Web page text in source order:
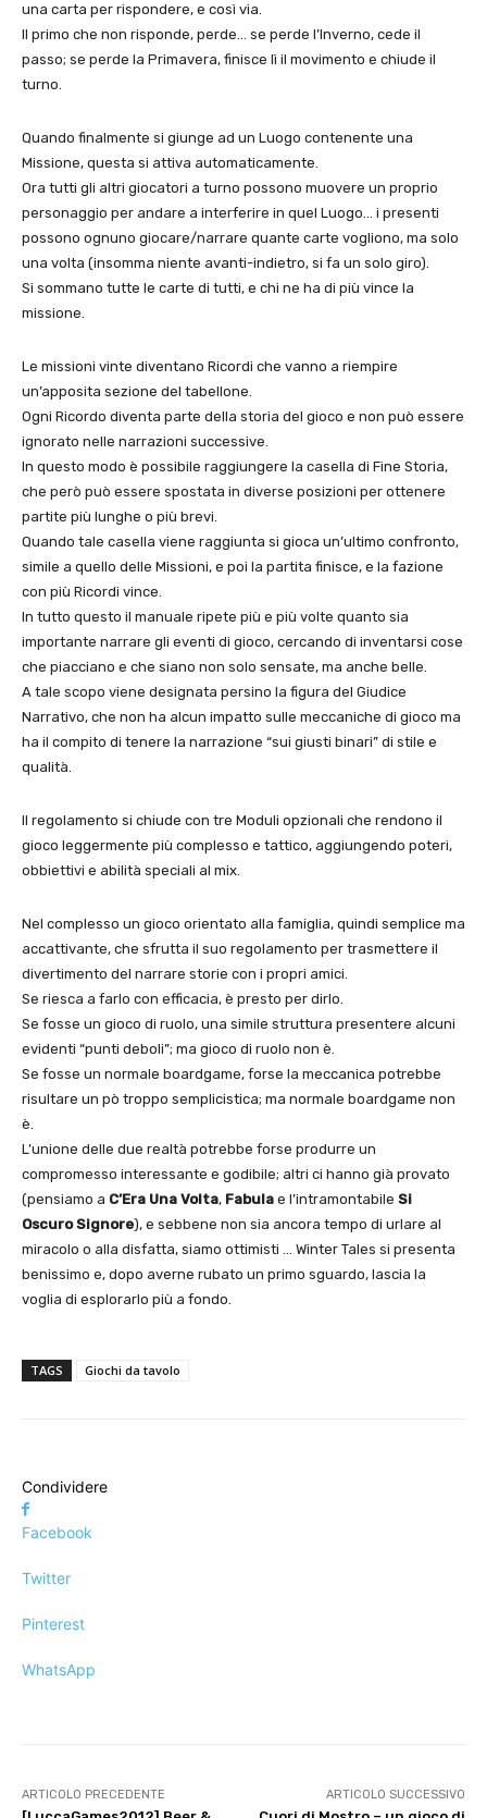
una carta per rispondere, e così via.
Il primo che non risponde, perde… se perde l’Inverno, cede il
passo; se perde la Primavera, finisce lì il movimento e chiude il
turno.
Quando finalmente si giunge ad un Luogo contenente una
Missione, questa si attiva automaticamente.
Ora tutti gli altri giocatori a turno possono muovere un proprio
personaggio per andare a interferire in quel Luogo… i presenti
possono ognuno giocare/narrare quante carte vogliono, ma solo
una volta (insomma niente avanti-indietro, si fa un solo giro).
Si sommano tutte le carte di tutti, e chi ne ha di più vince la
missione.
Le missioni vinte diventano Ricordi che vanno a riempire
un’apposita sezione del tabellone.
Ogni Ricordo diventa parte della storia del gioco e non può essere
ignorato nelle narrazioni successive.
In questo modo è possibile raggiungere la casella di Fine Storia,
che però può essere spostata in diverse posizioni per ottenere
partite più lunghe o più brevi.
Quando tale casella viene raggiunta si gioca un’ultimo confronto,
simile a quello delle Missioni, e poi la partita finisce, e la fazione
con più Ricordi vince.
In tutto questo il manuale ripete più e più volte quanto sia
importante narrare gli eventi di gioco, cercando di inventarsi cose
che piacciano e che siano non solo sensate, ma anche belle.
A tale scopo viene designata persino la figura del Giudice
Narrativo, che non ha alcun impatto sulle meccaniche di gioco ma
ha il compito di tenere la narrazione “sui giusti binari” di stile e
qualità.
Il regolamento si chiude con tre Moduli opzionali che rendono il
gioco leggermente più complesso e tattico, aggiungendo poteri,
obbiettivi e abilità speciali al mix.
Nel complesso un gioco orientato alla famiglia, quindi semplice ma
accattivante, che sfrutta il suo regolamento per trasmettere il
divertimento del narrare storie con i propri amici.
Se riesca a farlo con efficacia, è presto per dirlo.
Se fosse un gioco di ruolo, una simile struttura presentere alcuni
evidenti “punti deboli”; ma gioco di ruolo non è.
Se fosse un normale boardgame, forse la meccanica potrebbe
risultare un pò troppo semplicistica; ma normale boardgame non
è.
L’unione delle due realtà potrebbe forse produrre un
compromesso interessante e godibile; altri ci hanno già provato
(pensiamo a C’Era Una Volta, Fabula e l’intramontabile Si
Oscuro Signore), e sebbene non sia ancora tempo di urlare al
miracolo o alla disfatta, siamo ottimisti … Winter Tales si presenta
benissimo e, dopo averne rubato un primo sguardo, lascia la
voglia di esplorarlo più a fondo.
TAGS Giochi da tavolo
Condividere
Facebook
Twitter
Pinterest
WhatsApp
ARTICOLO PRECEDENTE ARTICOLO SUCCESSIVO